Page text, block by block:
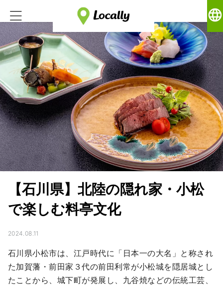
language
【石川県】北陸の隠れ家・小松
で楽しむ料亭文化
2024.08.11
石川県小松市は、江戸時代に「日本一の大名」と称され
た加賀藩・前田家３代の前田利常が小松城を隠居城とし
たことから、城下町が発展し、九谷焼などの伝統工芸、